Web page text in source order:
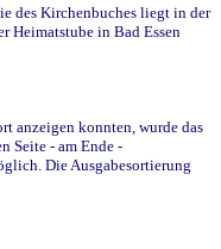
des Kirchenbuches liegt in der
Heimatstube in Bad Essen
anzeigen konnten, wurde das
Seite - am Ende -
Die Ausgabesortierung